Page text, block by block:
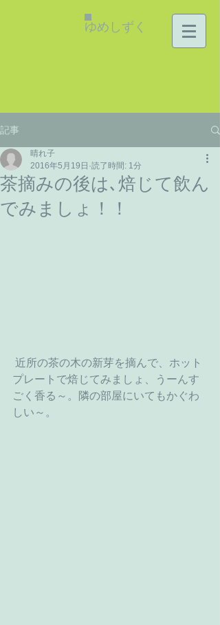
ゆめしずく
記事
茶摘みの後は､焙じて飲ん
でみましょ！！
晴れ子
2016年5月19日 読了時間: 1分
プレートで焙じてみましょ、うーんす
ごく香る～。隣の部屋にいてもかぐわ
しい～。